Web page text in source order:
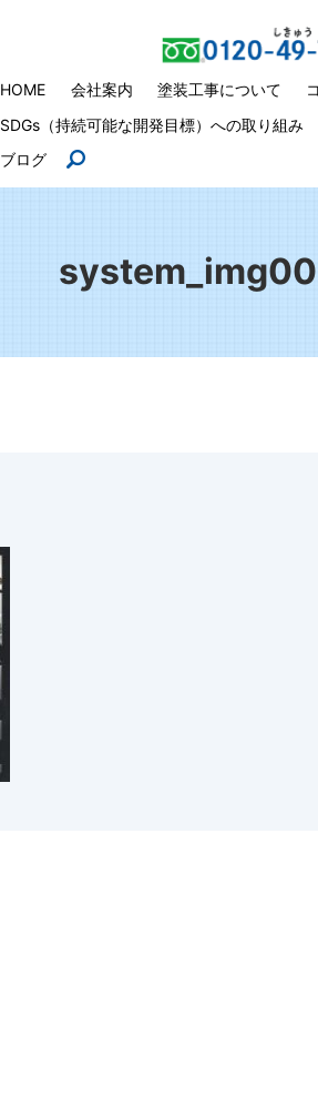
HOME 会社案内 塗装工事について
SDGs（持続可能な開発目標）への取り組み
ブログ
search